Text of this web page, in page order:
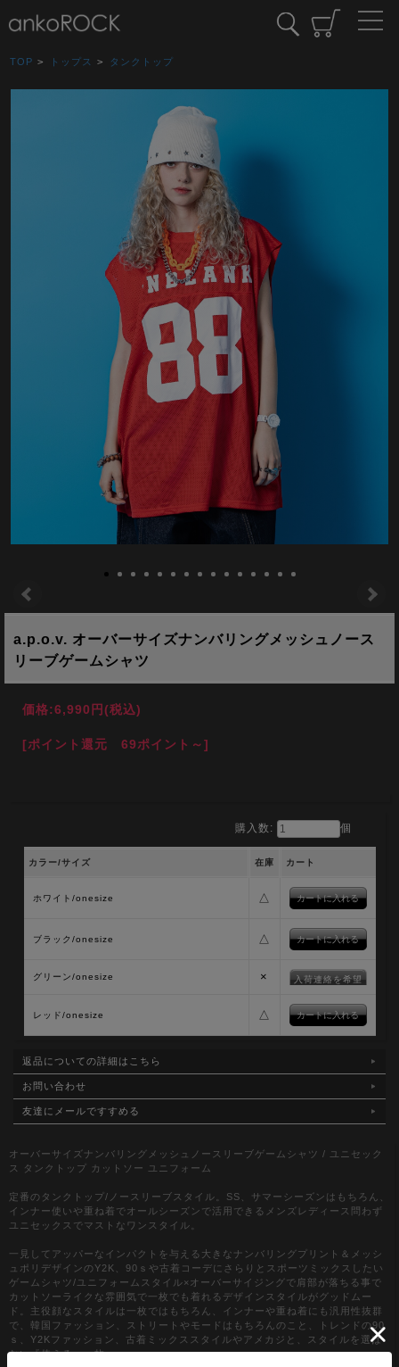
TOP > トップス > タンクトップ
a.p.o.v. オーバーサイズナンバリングメッシュノース
リーブゲームシャツ
価格:6,990円(税込)
[ポイント還元 69ポイント～]
購入数: 個
カラー/サイズ 在庫 カート
ホワイト/onesize △
ブラック/onesize △
グリーン/onesize × 入荷連絡を希望
レッド/onesize △
返品についての詳細はこちら
お問い合わせ
友達にメールですすめる
オーバーサイズナンバリングメッシュノースリーブゲームシャツ / ユニセック
ス タンクトップ カットソー ユニフォーム
定番のタンクトップ/ノースリーブスタイル。SS、サマーシーズンはもちろん、
インナー使いや重ね着でオールシーズンで活用できるメンズレディース問わず
ユニセックスでマストなワンスタイル。
一見してアッパーなインパクトを与える大きなナンバリングプリント＆メッシ
ュポリデザインのY2K、90ｓや古着コーデにさらりとスポーツミックスしたい
ゲームシャツ/ユニフォームスタイル×オーバーサイジングで肩部が落ちる事で
カットソーライクな雰囲気で一枚でも着れるデザインスタイルがグッドムー
ド。主役顔なスタイルは一枚ではもちろん、インナーや重ね着にも汎用性抜群
で、韓国ファッション、ストリートやモードはもちろんのこと、トレンドの90
ｓ、Y2Kファッション、古着ミックススタイルやアメカジと、スタイルを選ば
ない『使える』一枚。